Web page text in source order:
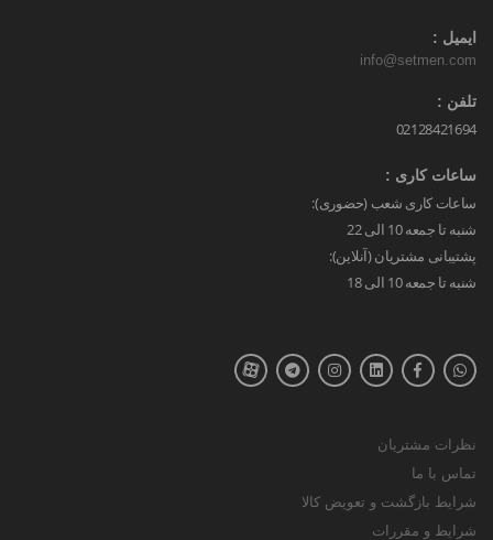
ایمیل :
info@setmen.com
تلفن :
02128421694
ساعات کاری :
ساعات کاری شعب (حضوری):
شنبه تا جمعه 10 الی 22
پشتیبانی مشتریان (آنلاین):
شنبه تا جمعه 10 الی 18
نظرات مشتریان
تماس با ما
شرایط بازگشت و تعویض کالا
شرایط و مقررات